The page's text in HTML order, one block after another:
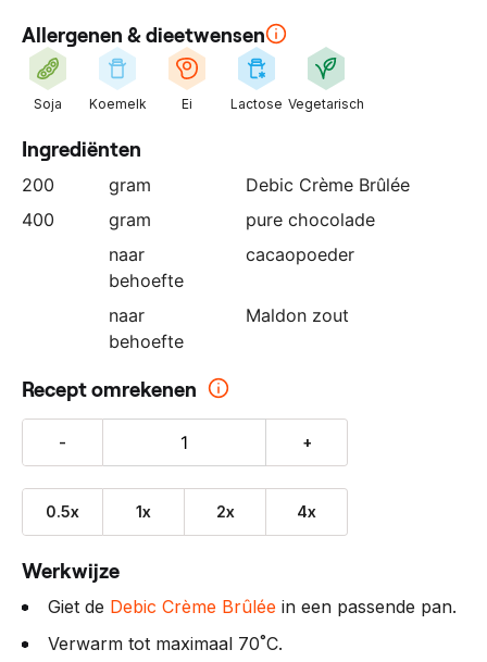
z
e
p
r
t
n
e
Allergenen & dieetwensen
Soja Koemelk Ei Lactose Vegetarisch
Ingrediënten
200 gram
Debic Crème Brûlée
400
gram
pure chocolade
naar
behoefte
cacaopoeder
naar
behoefte
Maldon zout
Recept omrekenen
- +
0.5x 1x 2x 4x
Werkwijze
Giet de Debic Crème Brûlée in een passende pan.
Verwarm tot maximaal 70˚C.